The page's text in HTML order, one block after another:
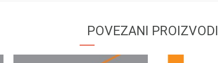
POVEZANI PROIZVODI